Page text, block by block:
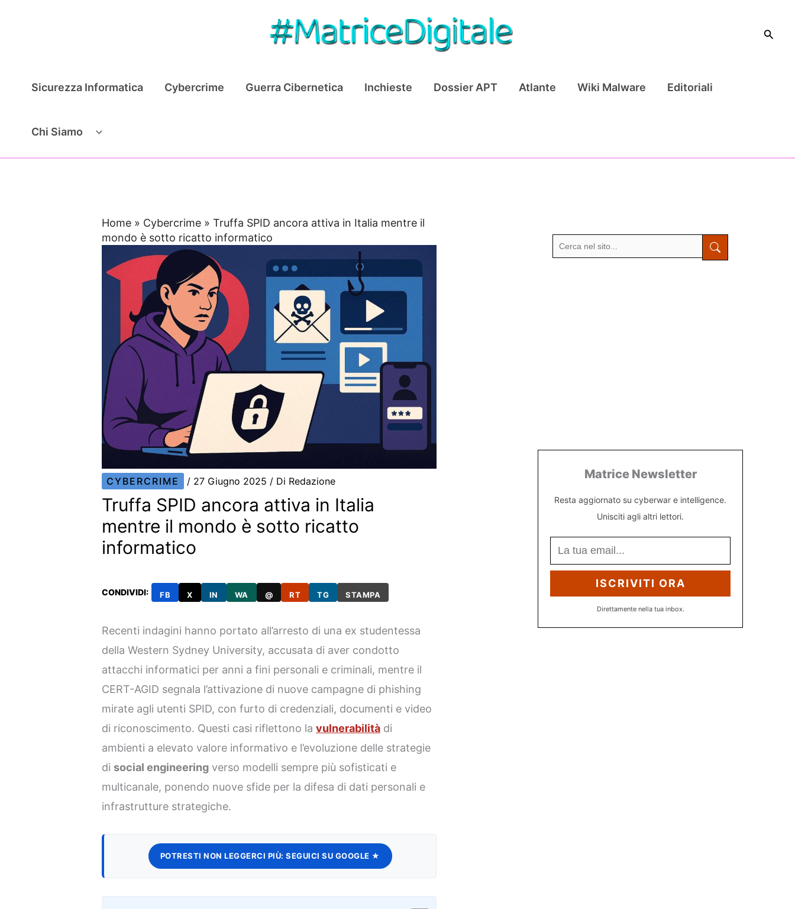
Cerca
Sicurezza Informatica Cybercrime Guerra Cibernetica Inchieste Dossier APT Atlante Wiki Malware Editoriali
Chi Siamo
Home » Cybercrime »Truffa SPID ancora attiva in Italia mentre il
mondo è sotto ricatto informatico
CYBERCRIME / 27 Giugno 2025 / Di Redazione
Truffa SPID ancora attiva in Italia
mentre il mondo è sotto ricatto
informatico
CONDIVIDI: FB X IN WA @ RT TG STAMPA
Recenti indagini hanno portato all’arresto di una ex studentessa
della Western Sydney University, accusata di aver condotto
attacchi informatici per anni a fini personali e criminali, mentre il
CERT-AGID segnala l’attivazione di nuove campagne di phishing
mirate agli utenti SPID, con furto di credenziali, documenti e video
di riconoscimento. Questi casi riflettono lavulnerabilità di
ambienti a elevato valore informativo e l’evoluzione delle strategie
di social engineering verso modelli sempre più sofisticati e
multicanale, ponendo nuove sfide per la difesa di dati personali e
infrastrutture strategiche.
POTRESTI NON LEGGERCI PIÙ: SEGUICI SU GOOGLE ★
Matrice Newsletter
Resta aggiornato su cyberwar e intelligence.
Unisciti agli altri lettori.
ISCRIVITI ORA
Direttamente nella tua inbox.